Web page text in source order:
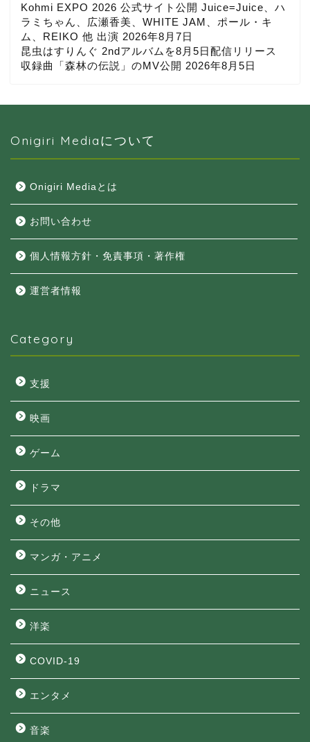
Kohmi EXPO 2026 公式サイト公開 Juice=Juice、ハ
ラミちゃん、広瀬香美、WHITE JAM、ポール・キ
ム、REIKO 他 出演 2026年8月7日
昆虫はすりんぐ 2ndアルバムを8月5日配信リリース
収録曲「森林の伝説」のMV公開 2026年8月5日
Onigiri Mediaについて
Onigiri Mediaとは
お問い合わせ
個人情報方針・免責事項・著作権
運営者情報
Category
支援
映画
ゲーム
ドラマ
その他
マンガ・アニメ
ニュース
洋楽
COVID-19
エンタメ
音楽